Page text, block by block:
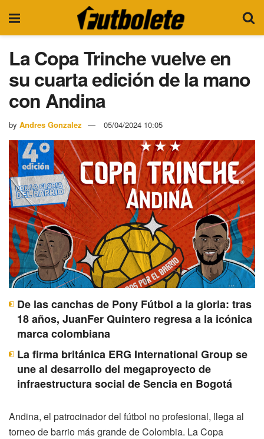
La Copa Trinche vuelve en
su cuarta edición de la mano
con Andina
by Andres Gonzalez 05/04/2024 10:05
De las canchas de Pony Fútbol a la gloria: tras
18 años, JuanFer Quintero regresa a la icónica
marca colombiana
La firma británica ERG International Group se
une al desarrollo del megaproyecto de
infraestructura social de Sencia en Bogotá
Andina, el patrocinador del fútbol no profesional, llega al
torneo de barrio más grande de Colombia. La Copa